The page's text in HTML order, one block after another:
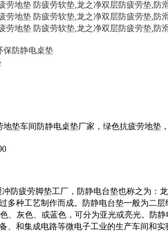
保防静电桌垫
垫车间防静电桌垫厂家，绿色抗疲劳地
防疲劳脚垫工厂，防静电台垫也称之为：
多种工艺制作而成。防静电台垫一般为二
、灰色、或蓝色，可分为亚光或亮光。防
、和集成电路等微电子工业的生产车间和